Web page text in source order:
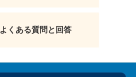
よくある質問と回答